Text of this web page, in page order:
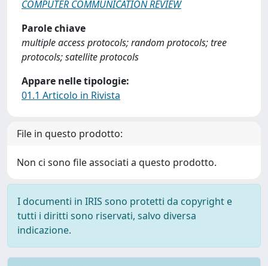
COMPUTER COMMUNICATION REVIEW
Parole chiave
multiple access protocols; random protocols; tree
protocols; satellite protocols
Appare nelle tipologie:
01.1 Articolo in Rivista
File in questo prodotto:
Non ci sono file associati a questo prodotto.
I documenti in IRIS sono protetti da copyright e
tutti i diritti sono riservati, salvo diversa
indicazione.